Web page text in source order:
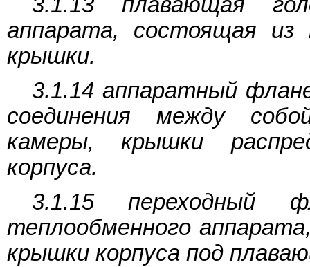
аппарата, состоящая
крышки.
3.1.14 аппаратный
соединения между
камеры, крышки
корпуса.
3.1.15 переходный
теплообменного
крышки корпуса под